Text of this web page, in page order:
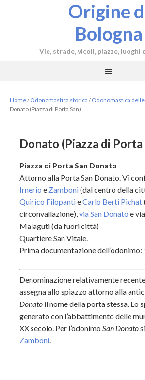
Origine
Bologna
Vie, strade, vicoli, piazze, luoghi
Home/ Odonomastica storica / Odonomastica
Donato (Piazza di Porta San)
Donato (Piazza di Porta
Piazza di Porta San Donato
Attorno alla Porta San Donato. Vi
Irnerio e Zamboni(dal centro della
Quirico FilopantieCarlo Berti Pichat
circonvallazione),via San Donato e
Malaguti (da fuori città)
Quartiere San Vitale.
Prima documentazione dell’odonimo:
Denominazione relativamente
assegna allo spiazzo attorno alla
Donato il nome della porta stessa. Lo
generato con l’abbattimento delle
XX secolo. Per l’odonimo San Donato
Zamboni.